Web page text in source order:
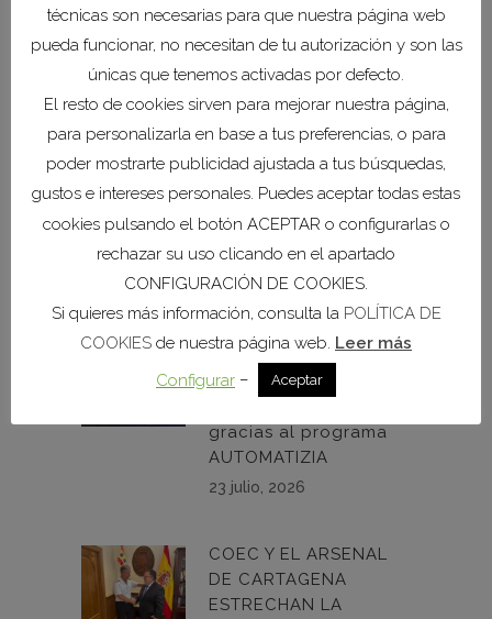
de la Comarca
28 julio, 2026
COEC y el Puerto de
Cartagena refuerzan
su colaboración para
impulsar las
infraestructuras de la
Comarca
27 julio, 2026
Región podrán
ahorrar cientos de
gracias al programa
AUTOMATIZIA
23 julio, 2026
COEC Y EL ARSENAL
DE CARTAGENA
ESTRECHAN LA
técnicas son necesarias para que nuestra página web
pueda funcionar, no necesitan de tu autorización y son las
únicas que tenemos activadas por defecto.
El resto de cookies sirven para mejorar nuestra página,
para personalizarla en base a tus preferencias, o para
poder mostrarte publicidad ajustada a tus búsquedas,
gustos e intereses personales. Puedes aceptar todas estas
cookies pulsando el botón ACEPTAR o configurarlas o
rechazar su uso clicando en el apartado
CONFIGURACIÓN DE COOKIES.
Si quieres más información, consulta la POLÍTICA DE
COOKIES de nuestra página web. Leer más
Configurar – Aceptar